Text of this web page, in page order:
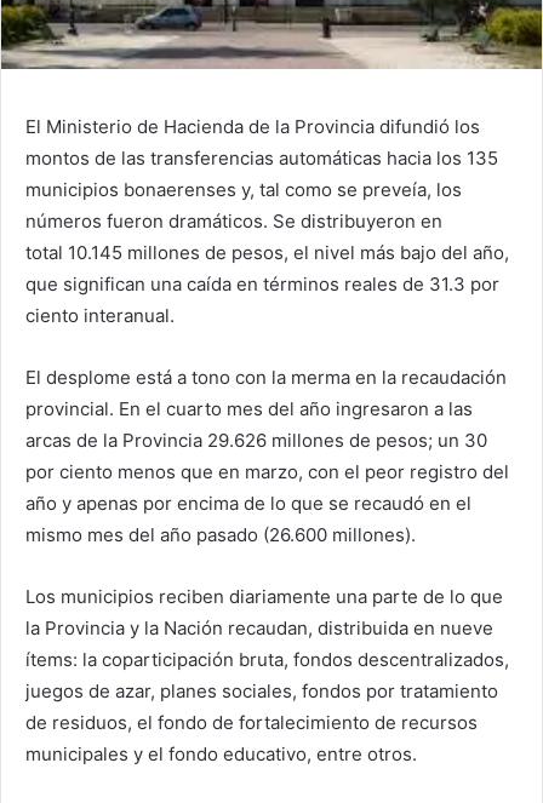
El Ministerio de Hacienda de la Provincia difundió los
montos de las transferencias automáticas hacia los 135
municipios bonaerenses y, tal como se preveía, los
números fueron dramáticos. Se distribuyeron en
total 10.145 millones de pesos, el nivel más bajo del año,
que significan una caída en términos reales de 31.3 por
ciento interanual.
El desplome está a tono con la merma en la recaudación
provincial. En el cuarto mes del año ingresaron a las
arcas de la Provincia 29.626 millones de pesos; un 30
por ciento menos que en marzo, con el peor registro del
año y apenas por encima de lo que se recaudó en el
mismo mes del año pasado (26.600 millones).
Los municipios reciben diariamente una parte de lo que
la Provincia y la Nación recaudan, distribuida en nueve
ítems: la coparticipación bruta, fondos descentralizados,
juegos de azar, planes sociales, fondos por tratamiento
de residuos, el fondo de fortalecimiento de recursos
municipales y el fondo educativo, entre otros.